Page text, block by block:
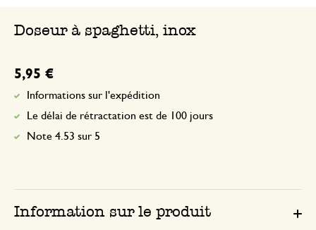
Doseur à spaghetti, inox
5,95 €
Informations sur l'expédition
Le délai de rétractation est de 100 jours
Note 4.53 sur 5
Information sur le produit